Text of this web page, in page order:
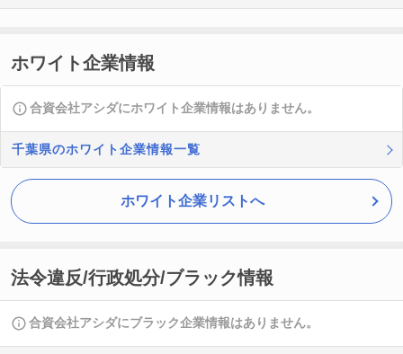
ホワイト企業情報
合資会社アシダにホワイト企業情報はありません。
千葉県のホワイト企業情報一覧
ホワイト企業リストへ
法令違反/行政処分/ブラック情報
合資会社アシダにブラック企業情報はありません。